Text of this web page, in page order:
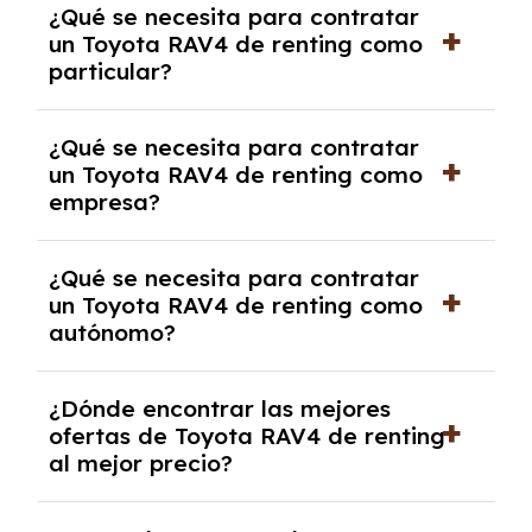
pero puede haber penalizaciones por
cancelación anticipada. Es importante revisar
las condiciones del contrato y hablar con un
experto que te asesore.
¿Qué se necesita para contratar
un Toyota RAV4 de renting como
particular?
y, en algunos casos, una consulta de solvencia
crediticia y un pago inicial.
¿Qué se necesita para contratar
un Toyota RAV4 de renting como
empresa?
documentación financiera y, en algunos
casos, un informe de solvencia de la empresa
y un pago inicial.
¿Qué se necesita para contratar
un Toyota RAV4 de renting como
autónomo?
autónomos, justificante de ingresos y, en
algunos casos, un informe fiscal y un pago
inicial.
¿Dónde encontrar las mejores
ofertas de Toyota RAV4 de renting
al mejor precio?